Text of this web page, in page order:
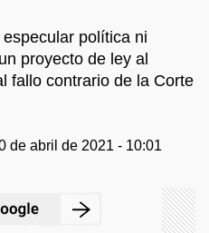
política ni
proyecto de ley al
fallo contrario de la Corte
de abril de 2021 - 10:01